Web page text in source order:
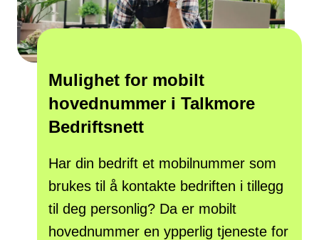
Mulighet for mobilt
hovednummer i Talkmore
Bedriftsnett
Har din bedrift et mobilnummer som
brukes til å kontakte bedriften i tillegg
til deg personlig? Da er mobilt
hovednummer en ypperlig tjeneste for